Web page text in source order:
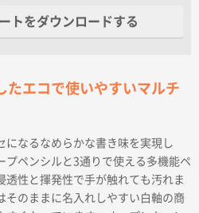
トをダウンロードする
たエコで使いやすいマルチ
になるなめらかな書き味を実現し
プペンシルと3通りで使える多機能ペ
透性と揮発性で手が触れても汚れま
そのままに名入れしやすい白軸の商